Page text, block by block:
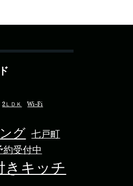
2ＬＤＫ Wi-Fi
グ 七戸町
約受付中
きキッチ